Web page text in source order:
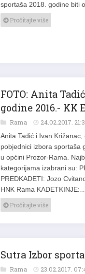
sportaša 2018. godine biti
Pročitajte više
FOTO: Anita
godine 2016.- KK
Rama 24.02.2017.
Anita Tadić i Ivan
pobjednici izbora sportaša
u općini Prozor-Rama.
kategorijama izabrani su:
PREDKADETI: Jozo
HNK Rama KADETKINJE:…
Pročitajte više
Sutra Izbor
Rama 23.02.2017.